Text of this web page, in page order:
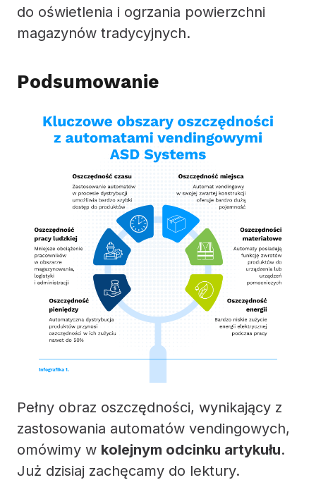
do oświetlenia i ogrzania powierzchni
magazynów tradycyjnych.
Podsumowanie
Pełny obraz oszczędności, wynikający z
zastosowania automatów vendingowych,
omówimy w kolejnym odcinku artykułu.
Już dzisiaj zachęcamy do lektury.